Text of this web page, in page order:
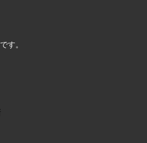
す。